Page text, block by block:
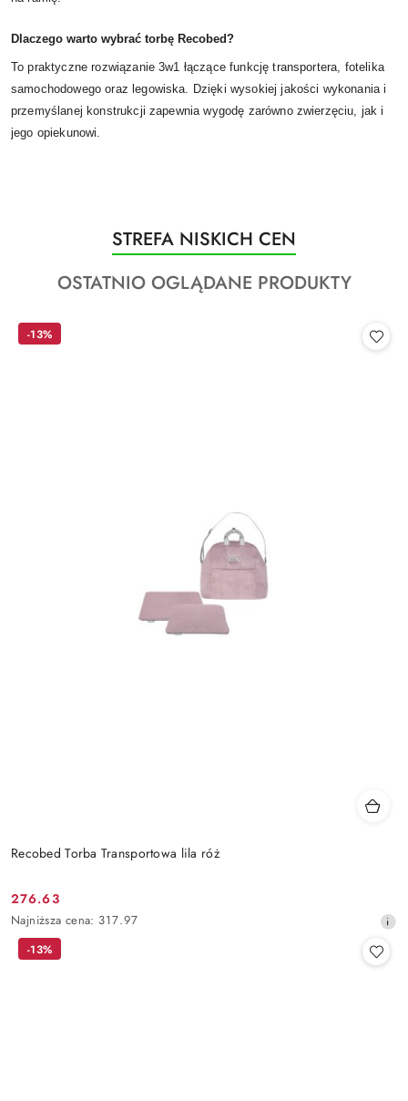
Dlaczego warto wybrać torbę Recobed?
To praktyczne rozwiązanie 3w1 łączące funkcję transportera, fotelika
samochodowego oraz legowiska. Dzięki wysokiej jakości wykonania i
przemyślanej konstrukcji zapewnia wygodę zarówno zwierzęciu, jak i
jego opiekunowi.
Pomiń karuzelę produktów
Produkty
o
statusie:
STREFA NISKICH CEN
Produkty
statusie:
OSTATNIO OGLĄDANE PRODUKTY
Recobed Torba Transportowa lila róż
Cena
promocyjna:
276.63
Najniższa
cena
Najniższa cena: 317.97
-13%
-13%